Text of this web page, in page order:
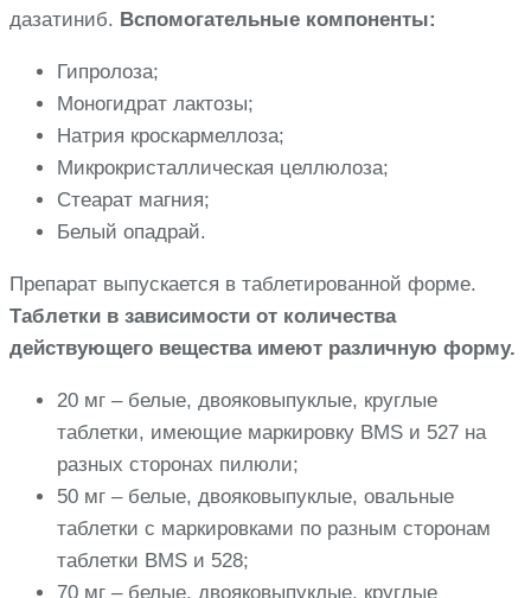
дазатиниб. Вспомогательные компоненты:
Гипролоза;
Моногидрат лактозы;
Натрия кроскармеллоза;
Микрокристаллическая целлюлоза;
Стеарат магния;
Белый опадрай.
Препарат выпускается в таблетированной форме.
Таблетки в зависимости от количества
действующего вещества имеют различную форму.
20 мг – белые, двояковыпуклые, круглые
таблетки, имеющие маркировку BMS и 527 на
разных сторонах пилюли;
50 мг – белые, двояковыпуклые, овальные
таблетки с маркировками по разным сторонам
таблетки BMS и 528;
70 мг – белые, двояковыпуклые, круглые